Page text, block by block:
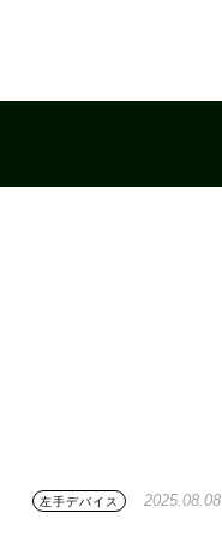
左手デバイス 2025.08.08